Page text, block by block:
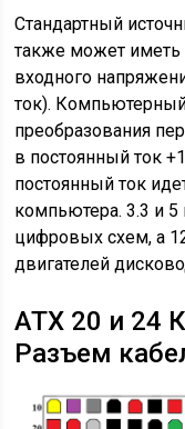
Стандартный
также может иметь
входного
ток).
преобразования
в постоянный ток
постоянный ток
компьютера. 3.3 и 5
цифровых схем, а
двигателей
АТХ 20 и 24
Разъем